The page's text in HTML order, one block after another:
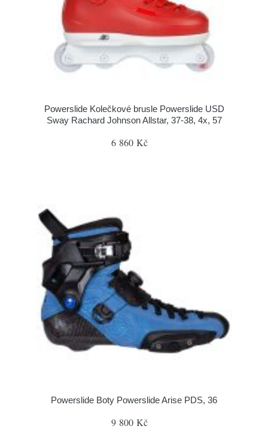
Powerslide Kolečkové brusle Powerslide USD
Sway Rachard Johnson Allstar, 37-38, 4x, 57
6 860 Kč
Powerslide Boty Powerslide Arise PDS, 36
9 800 Kč